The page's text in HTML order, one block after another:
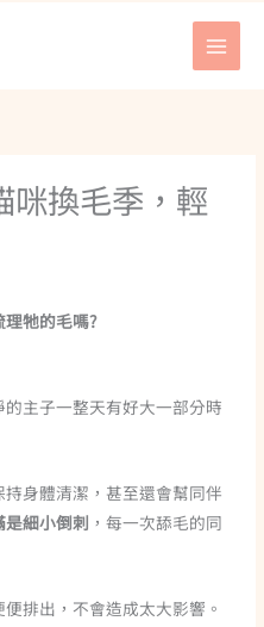
咪換毛季，輕
牠的毛嗎?
主子一整天有好大一部分時
身體清潔，甚至還會幫同伴
細小倒刺 ，每一次舔毛的同
排出，不會造成太大影響。